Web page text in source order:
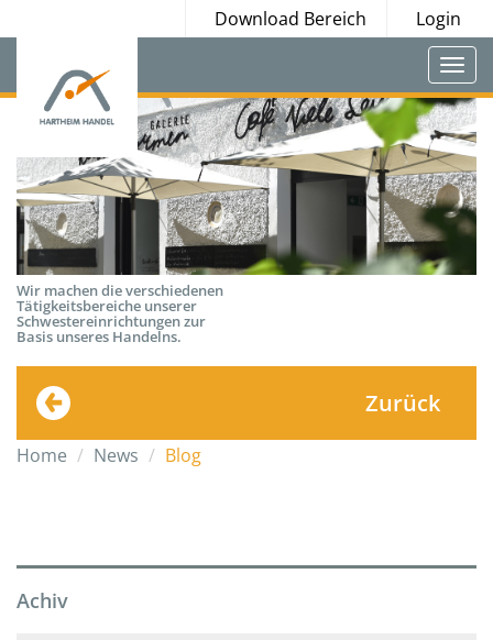
Download Bereich Login
Wir machen die verschiedenen
Tätigkeitsbereiche unserer
Schwestereinrichtungen zur
Basis unseres Handelns.
Zurück
Home News Blog
Achiv